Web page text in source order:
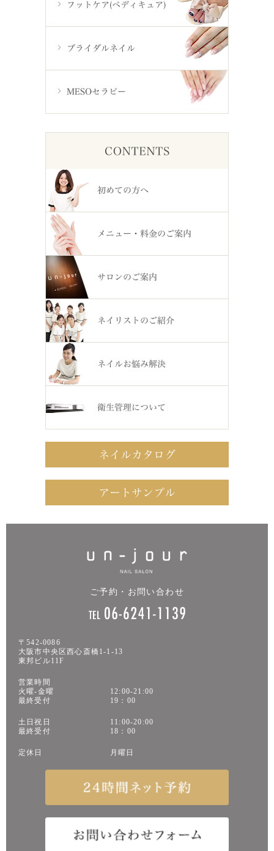
ご予約・お問い合わせ
〒542-0086
大阪市中央区西心斎橋1-1-13
東邦ビル11F
営業時間
火曜-金曜
12:00-21:00
最終受付
19：00
土日祝日
11:00-20:00
最終受付
18：00
定休日 月曜日